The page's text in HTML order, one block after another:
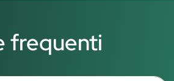
frequenti